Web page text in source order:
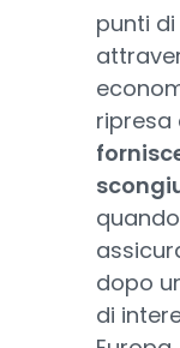
punti
ripresa
dopo
di